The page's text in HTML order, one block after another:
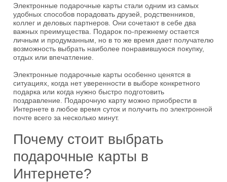
Электронные подарочные карты стали одним из самых
удобных способов порадовать друзей, родственников,
коллег и деловых партнеров. Они сочетают в себе два
важных преимущества. Подарок по-прежнему остается
личным и продуманным, но в то же время дает получателю
возможность выбрать наиболее понравившуюся покупку,
отдых или впечатление.
Электронные подарочные карты особенно ценятся в
ситуациях, когда нет уверенности в выборе конкретного
подарка или когда нужно быстро подготовить
поздравление. Подарочную карту можно приобрести в
Интернете в любое время суток и получить по электронной
почте всего за несколько минут.
Почему стоит выбрать
подарочные карты в
Интернете?